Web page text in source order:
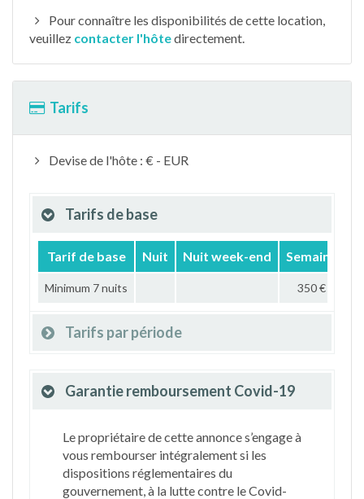
Pour connaître les disponibilités de cette location,
veuillez contacter l'hôtedirectement.
Tarifs
Devise de l'hôte : € - EUR
Tarifs de base
Tarif de base Nuit Nuit week-end Semaine
Minimum 7 nuits 350 €
Tarifs par période
Garantie remboursement Covid-19
Le propriétaire de cette annonce s’engage à
vous rembourser intégralement si les
dispositions réglementaires du
gouvernement, à la lutte contre le Covid-